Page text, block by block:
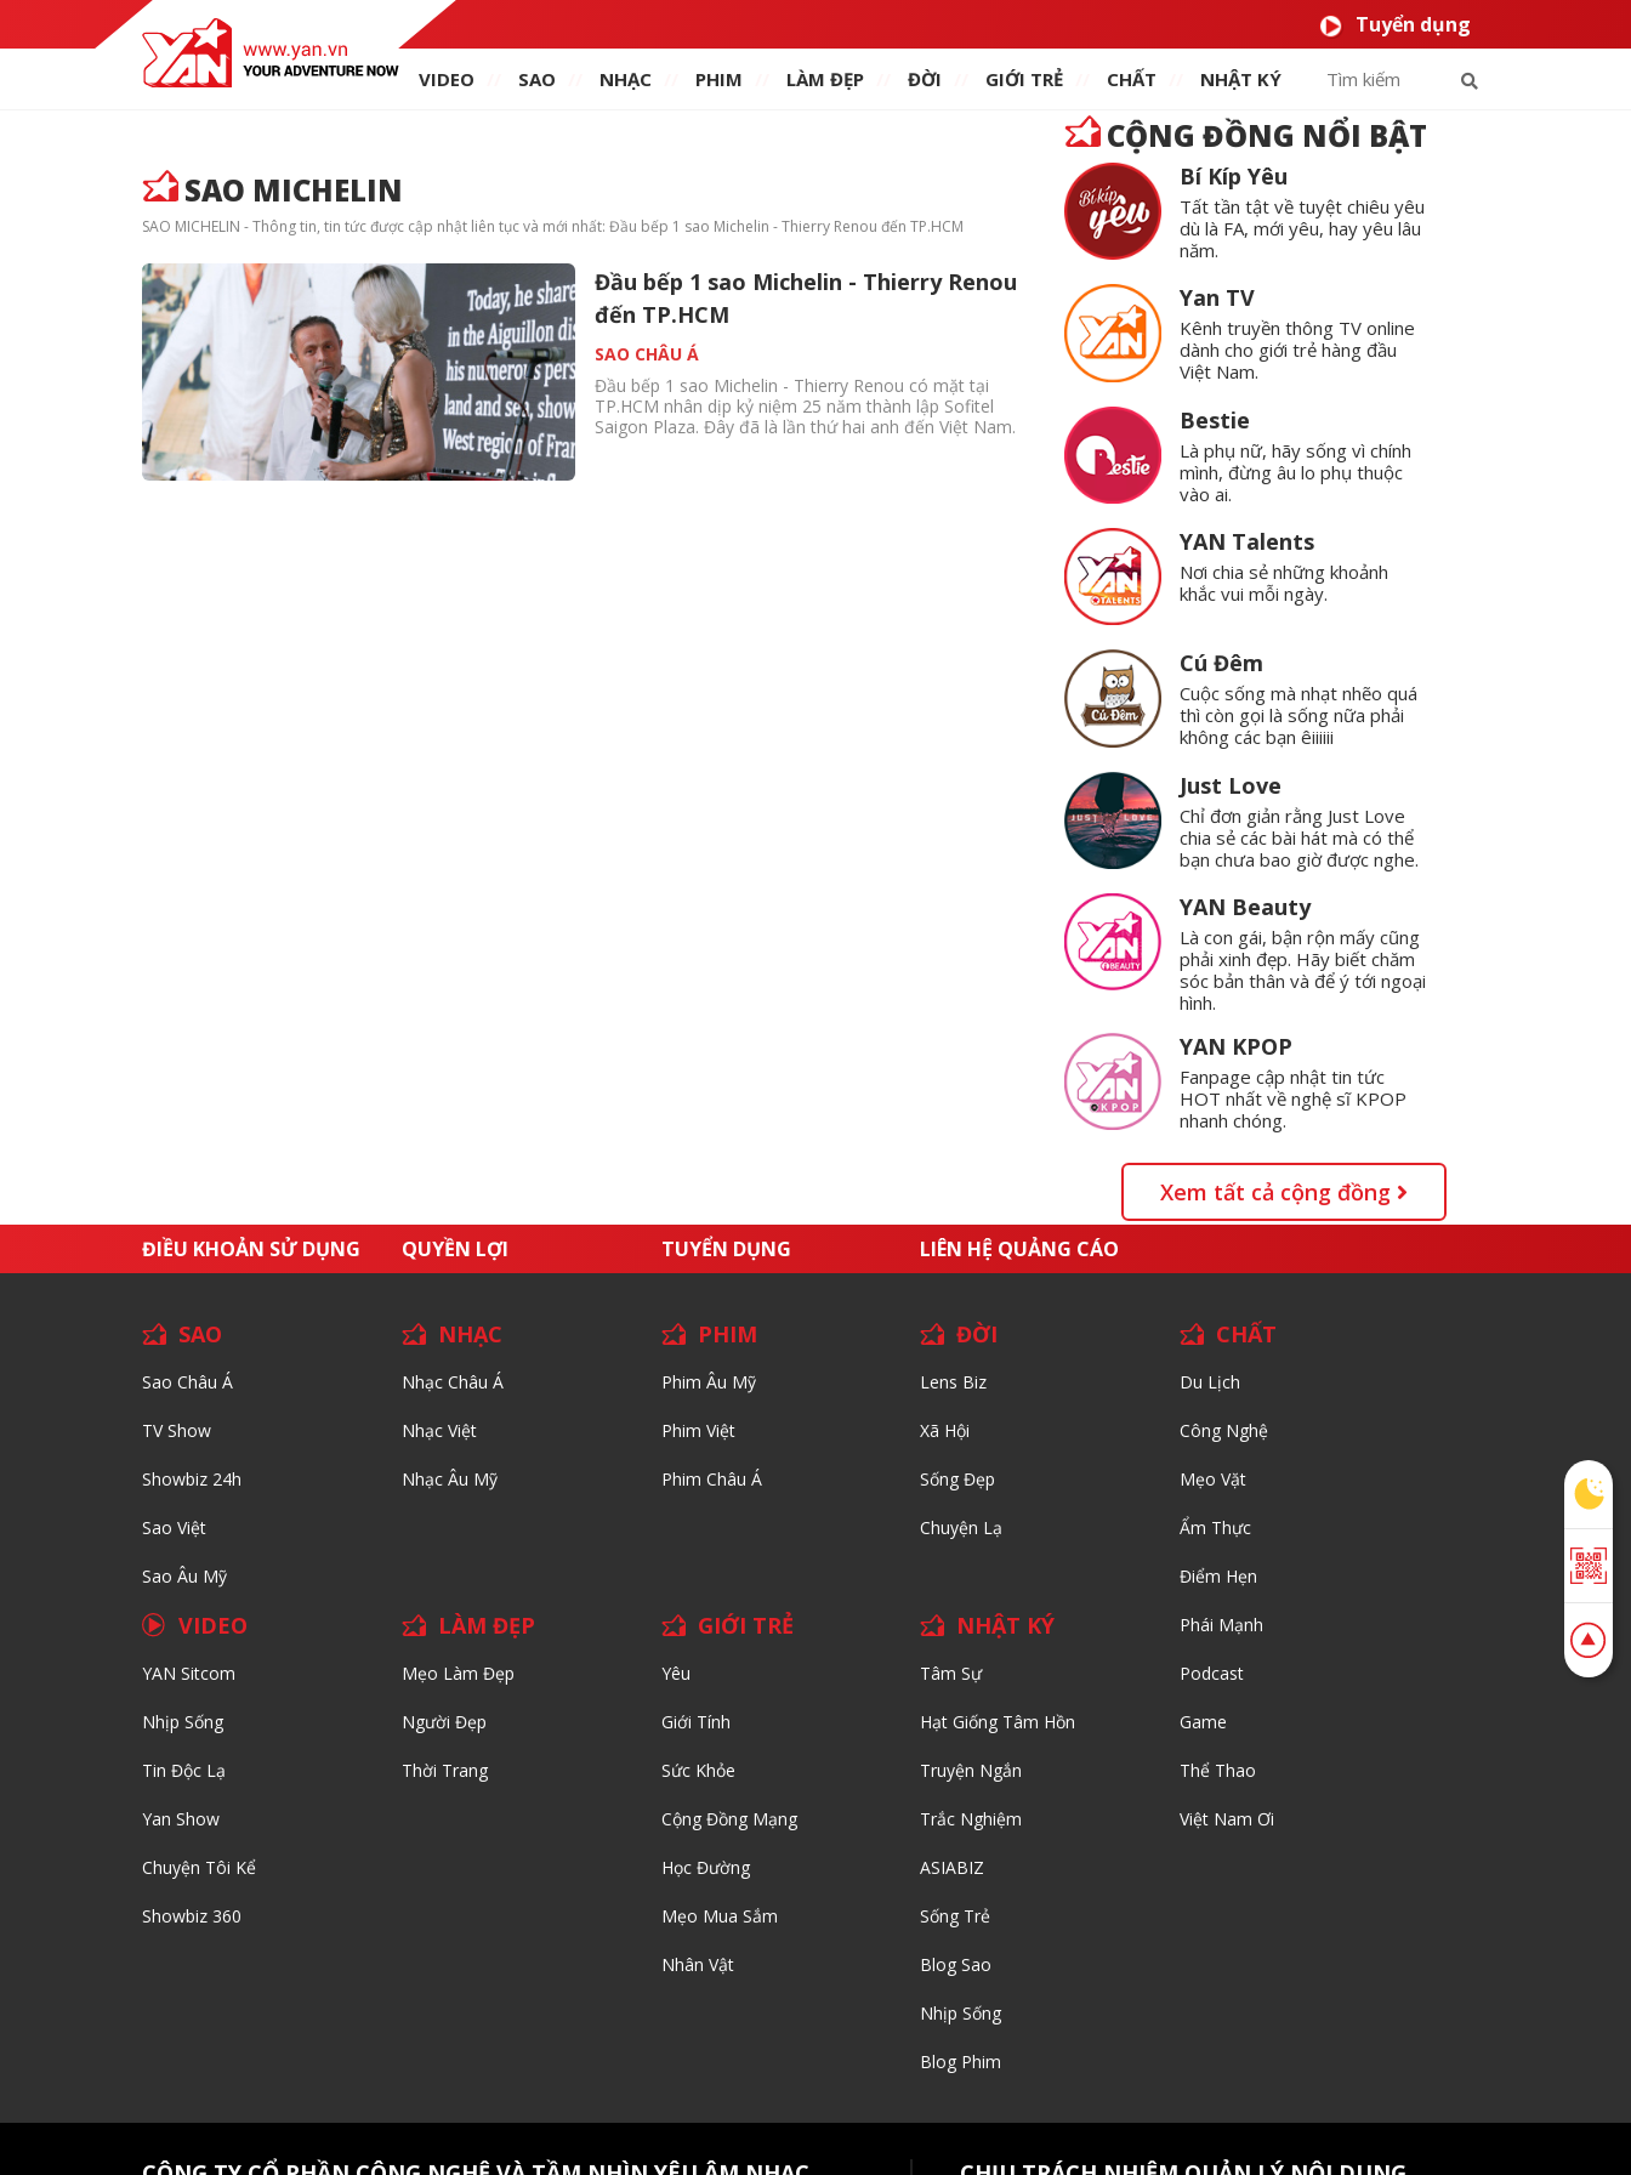
Tuyển dụng
VIDEO SAO NHẠC PHIM LÀM ĐẸP ĐỜI GIỚI TRẺ CHẤT NHẬT KÝ
SAO MICHELIN
SAO MICHELIN - Thông tin, tin tức được cập nhật liên tục và mới nhất: Đầu bếp 1 sao Michelin - Thierry Renou đến TP.HCM
Đầu bếp 1 sao Michelin - Thierry Renou
đến TP.HCM
SAO CHÂU Á
Đầu bếp 1 sao Michelin - Thierry Renou có mặt tại
TP.HCM nhân dịp kỷ niệm 25 năm thành lập Sofitel
Saigon Plaza. Đây đã là lần thứ hai anh đến Việt Nam.
CỘNG ĐỒNG NỔI BẬT
Bí Kíp Yêu
Tất tần tật về tuyệt chiêu yêu
dù là FA, mới yêu, hay yêu lâu
năm.
Yan TV
Kênh truyền thông TV online
dành cho giới trẻ hàng đầu
Việt Nam.
Bestie
Là phụ nữ, hãy sống vì chính
mình, đừng âu lo phụ thuộc
vào ai.
YAN Talents
Nơi chia sẻ những khoảnh
khắc vui mỗi ngày.
Cú Đêm
Cuộc sống mà nhạt nhẽo quá
thì còn gọi là sống nữa phải
không các bạn êiiiiii
Just Love
Chỉ đơn giản rằng Just Love
chia sẻ các bài hát mà có thể
bạn chưa bao giờ được nghe.
YAN Beauty
Là con gái, bận rộn mấy cũng
phải xinh đẹp. Hãy biết chăm
sóc bản thân và để ý tới ngoại
hình.
YAN KPOP
Fanpage cập nhật tin tức
HOT nhất về nghệ sĩ KPOP
nhanh chóng.
Xem tất cả cộng đồng
ĐIỀU KHOẢN SỬ DỤNG QUYỀN LỢI TUYỂN DỤNG LIÊN HỆ QUẢNG CÁO
SAO
Sao Châu Á
TV Show
Showbiz 24h
Sao Việt
Sao Âu Mỹ
NHẠC
Nhạc Châu Á
Nhạc Việt
Nhạc Âu Mỹ
PHIM
Phim Âu Mỹ
Phim Việt
Phim Châu Á
ĐỜI
Lens Biz
Xã Hội
Sống Đẹp
Chuyện Lạ
VIDEO
YAN Sitcom
Nhịp Sống
Tin Độc Lạ
Yan Show
Chuyện Tôi Kể
Showbiz 360
LÀM ĐẸP
Mẹo Làm Đẹp
Người Đẹp
Thời Trang
GIỚI TRẺ
Yêu
Giới Tính
Sức Khỏe
Cộng Đồng Mạng
Học Đường
Mẹo Mua Sắm
Nhân Vật
NHẬT KÝ
Tâm Sự
Hạt Giống Tâm Hồn
Truyện Ngắn
Trắc Nghiệm
ASIABIZ
Sống Trẻ
Blog Sao
Nhịp Sống
Blog Phim
CHẤT
Du Lịch
Công Nghệ
Mẹo Vặt
Ẩm Thực
Điểm Hẹn
Phái Mạnh
Podcast
Game
Thể Thao
Việt Nam Ơi